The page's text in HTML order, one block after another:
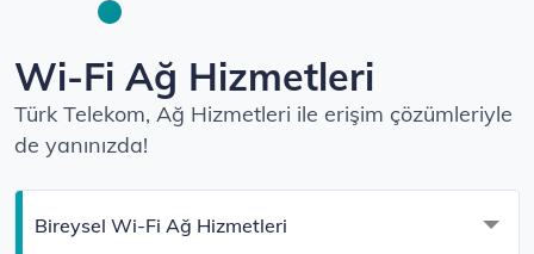
Wi-Fi Ağ Hizmetleri
Türk Telekom, Ağ Hizmetleri ile erişim çözümleriyle
de yanınızda!
Bireysel Wi-Fi Ağ Hizmetleri